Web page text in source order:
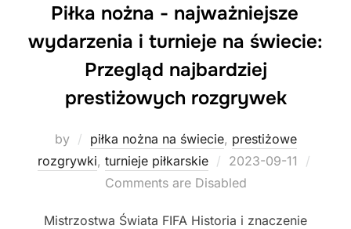
Piłka nożna - najważniejsze
wydarzenia i turnieje na świecie:
Przegląd najbardziej
prestiżowych rozgrywek
by piłka nożna na świecie, prestiżowe
rozgrywki, turnieje piłkarskie
Posted
on
2023-09-11
Comments are Disabled
Mistrzostwa Świata FIFA Historia i znaczenie